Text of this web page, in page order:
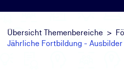
Übersicht Themenbereiche
Jährliche Fortbildung -